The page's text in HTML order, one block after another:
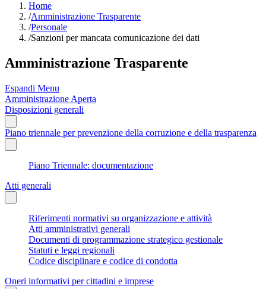
Home
/Amministrazione Trasparente
/Personale
/Sanzioni per mancata comunicazione dei dati
Amministrazione Trasparente
Espandi Menu
Amministrazione Aperta
Disposizioni generali
Piano triennale per prevenzione della corruzione e della trasparenza
Piano Triennale: documentazione
Atti generali
Riferimenti normativi su organizzazione e attività
Atti amministrativi generali
Documenti di programmazione strategico gestionale
Statuti e leggi regionali
Codice disciplinare e codice di condotta
Oneri informativi per cittadini e imprese